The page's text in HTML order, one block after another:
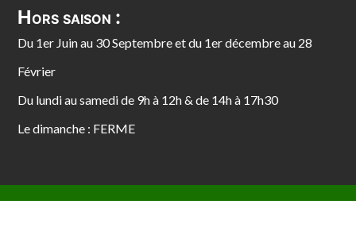
Hors saison :
Du 1er Juin au 30 Septembre et du 1er décembre au 28
Février
Du lundi au samedi de 9h à 12h & de 14h à 17h30
Le dimanche : FERME